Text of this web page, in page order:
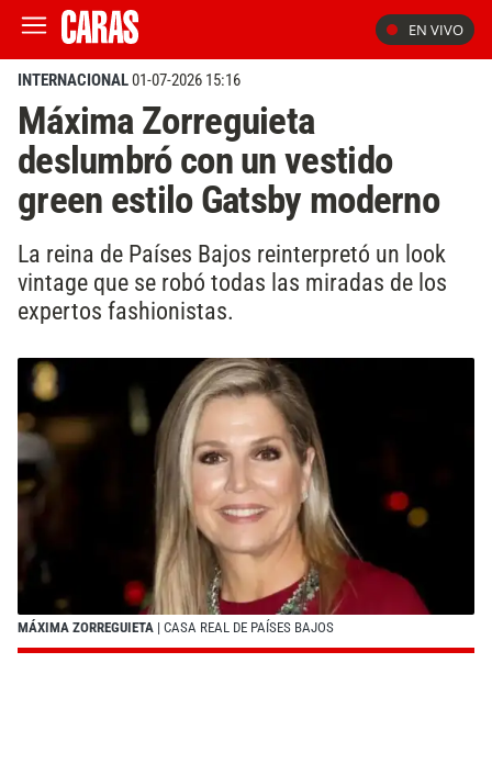
EN VIVO
INTERNACIONAL01-07-2026 15:16
Máxima Zorreguieta
deslumbró con un vestido
green estilo Gatsby moderno
La reina de Países Bajos reinterpretó un look
vintage que se robó todas las miradas de los
expertos fashionistas.
MÁXIMA ZORREGUIETA | CASA REAL DE PAÍSES BAJOS